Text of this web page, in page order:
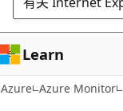
Learn
Azure Azure Monitor